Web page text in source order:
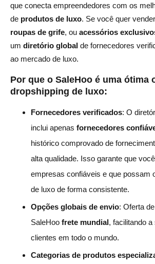
que conecta empreendedores com os
de produtos de luxo. Se você quer vender
roupas de grife, ou acessórios
um diretório global de fornecedores
ao mercado de luxo.
Por que o SaleHoo é uma ótima
dropshipping de luxo:
Fornecedores verificados: O
inclui apenas fornecedores
histórico comprovado de
alta qualidade. Isso garante que
empresas confiáveis e que possam
de luxo de forma consistente.
Opções globais de envio: Oferta
SaleHoo frete mundial, facilitando
clientes em todo o mundo.
Categorias de produtos